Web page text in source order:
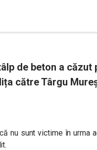
de beton a căzut
către Târgu
nu sunt victime în urma